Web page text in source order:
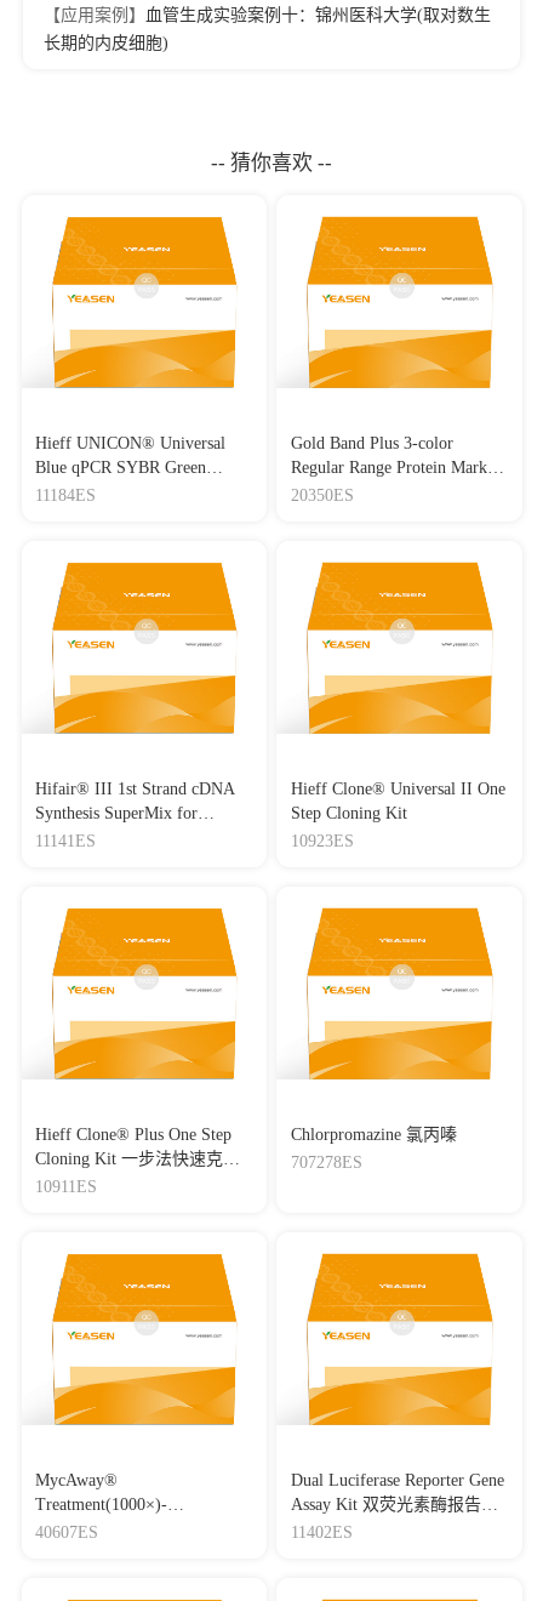
【应用案例】
血管生成实验案例十：锦州医科大学(取对数生
长期的内皮细胞)
-- 猜你喜欢 --
Hieff UNICON® Universal
Blue qPCR SYBR Green
Master Mix
11184ES
Gold Band Plus 3-color
Regular Range Protein Marker
(8-180 kDa) 三色预染蛋白质
20350ES
Hifair® III 1st Strand cDNA
Synthesis SuperMix for
qPCR(gDNA digester plus)
11141ES
Hieff Clone® Universal II One
Step Cloning Kit
10923ES
Hieff Clone® Plus One Step
Cloning Kit 一步法快速克隆
试剂盒
10911ES
Chlorpromazine 氯丙嗪
707278ES
MycAway®
Treatment(1000×)-
Mycoplasma Elimination
40607ES
Dual Luciferase Reporter Gene
Assay Kit 双荧光素酶报告基
因检测试剂盒
11402ES